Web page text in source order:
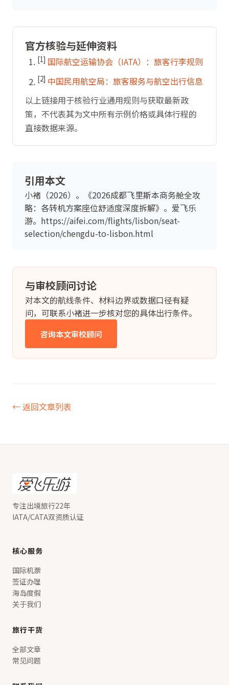
官方核验与延伸资料
[1] 国际航空运输协会（IATA）：旅客行李规则
[2] 中国民用航空局：旅客服务与航空出行信息
以上链接用于核验行业通用规则与获取最新政
策，不代表其为文中所有示例价格或具体行程的
直接数据来源。
引用本文
小褚（2026）。《2026成都飞里斯本商务舱全攻
略：各转机方案座位舒适度深度拆解》。爱飞乐
游。https://aifei.com/flights/lisbon/seat-
selection/chengdu-to-lisbon.html
与审校顾问讨论
对本文的航线条件、材料边界或数据口径有疑
问，可联系小褚进一步核对您的具体出行条件。
咨询本文审校顾问
← 返回文章列表
专注出境旅行22年
IATA/CATA双资质认证
核心服务
国际机票
签证办理
海岛度假
关于我们
旅行干货
全部文章
常见问题